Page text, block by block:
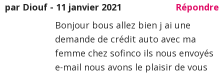
par Diouf - 11 janvier 2021
Répondre
Bonjour bous allez bien j ai une
demande de crédit auto avec ma
femme chez sofinco ils nous envoyés
e-mail nous avons le plaisir de vous